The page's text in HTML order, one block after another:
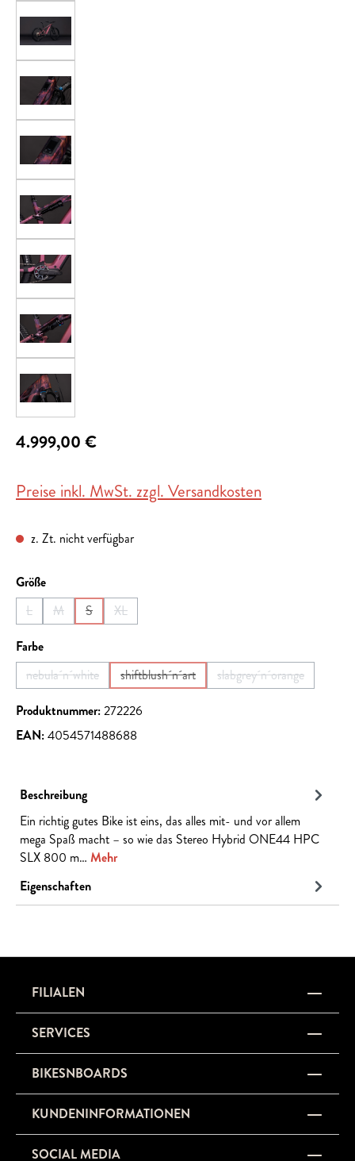
4.999,00 €
Preise inkl. MwSt. zzgl. Versandkosten
z. Zt. nicht verfügbar
Größeauswählen
L
(Diese Option ist zurzeit nicht verfügbar.)
M
(Diese Option ist zurzeit nicht verfügbar.)
S
(Diese Option ist zurzeit nicht verfügbar.)
XL
(Diese Option ist zurzeit nicht verfügbar.)
Farbeauswählen
nebula´n´white
(Diese Option ist zurzeit nicht verfügbar.)
shiftblush´n´art
(Diese Option ist zurzeit nicht verfügbar.)
slabgrey´n´orange
(Diese Option ist
Produktnummer:272226
EAN:4054571488688
Beschreibung
Ein richtig gutes Bike ist eins, das alles mit- und vor allem
mega Spaß macht – so wie das Stereo Hybrid ONE44 HPC
SLX 800 m… Mehr
Eigenschaften
FILIALEN
SERVICES
BIKESNBOARDS
KUNDENINFORMATIONEN
SOCIAL MEDIA